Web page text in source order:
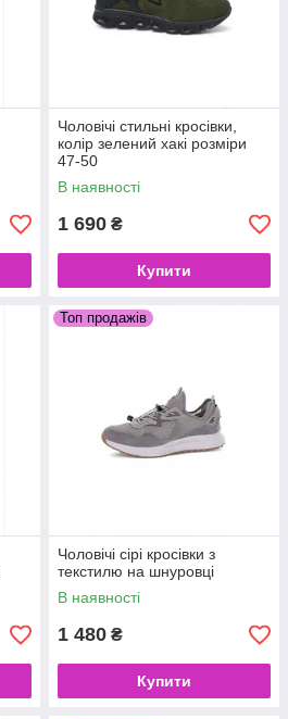
Чоловічі стильні кросівки,
колір зелений хакі розміри
47-50
В наявності
1 690 ₴
Купити
Топ продажів
Чоловічі сірі кросівки з
текстилю на шнуровці
В наявності
1 480 ₴
Купити